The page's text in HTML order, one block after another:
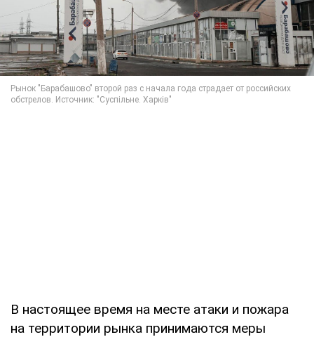
В настоящее время на месте атаки и пожара
на территории рынка принимаются меры